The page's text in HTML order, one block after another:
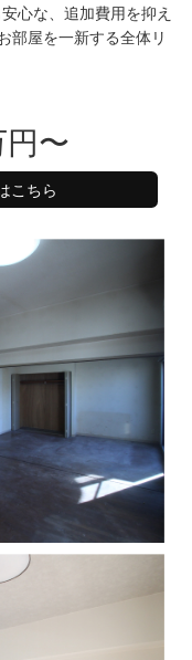
心な、追加費用を抑え
部屋を一新する全体リ
〜
こちら